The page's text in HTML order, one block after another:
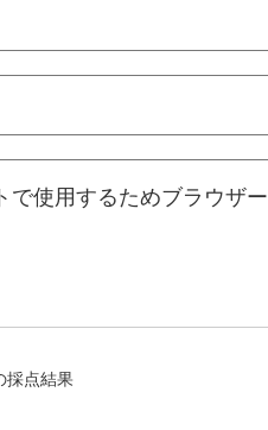
で使用するためブラウザ
採点結果